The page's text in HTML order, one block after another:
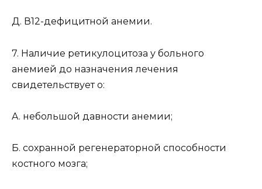
Д. В12-дефицитной анемии.
7. Наличие ретикулоцитоза у больного
анемией до назначения лечения
свидетельствует о:
A. небольшой давности анемии;
Б. сохранной регенераторной способности
костного мозга;